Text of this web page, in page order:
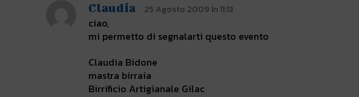
Claudia 25 Agosto 2009 In 11:13
ciao,
mi permetto di segnalarti questo evento
Claudia Bidone
mastra birraia
Birrificio Artigianale Gilac